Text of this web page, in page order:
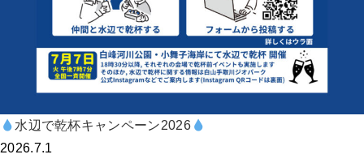
水辺で乾杯キャンペーン2026
2026.7.1